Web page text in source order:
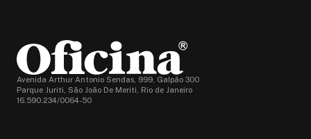
Avenida Arthur Antonio Sendas, 999, Galpão 300
Parque Juriti, São João De Meriti, Rio de Janeiro
16.590.234/0064-50